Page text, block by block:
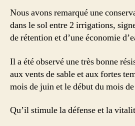
Nous avons remarqué une
dans le sol entre 2 irrigations,
de rétention et d’une économie
Il a été observé une très bonne
aux vents de sable et aux fortes
mois de juin et le début du mois
Qu’il stimule la défense et la